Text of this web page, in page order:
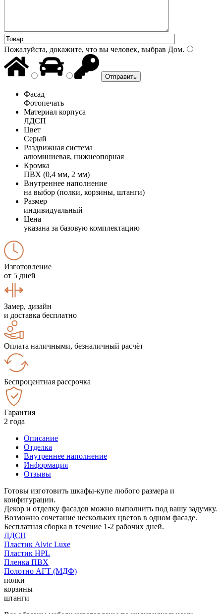
Пожалуйста, докажите, что вы человек, выбрав Дом.
Фасад
Фотопечать
Материал корпуса
ЛДСП
Цвет
Серый
Раздвижная система
алюминиевая, нижнеопорная
Кромка
ПВХ (0,4 мм, 2 мм)
Внутреннее наполнение
на выбор (полки, корзины, штанги)
Размер
индивидуальный
Цена
указана за базовую комплектацию
Изготовление
от 5 дней
Замер, дизайн
и доставка бесплатно
Оплата наличными, безналичный расчёт
Беспроцентная рассрочка
Гарантия
2 года
Описание
Отделка
Внутреннее наполнение
Информация
Отзывы
Готовы изготовить шкафы-купе любого размера и
конфигурации.
Декор и отделку фасадов можно выполнить под вашу задумку.
Возможно сочетание нескольких цветов в одном фасаде.
Бесплатная сборка в течение 1-2 рабочих дней.
ЛДСП
Пластик Alvic Luxe
Пластик HPL
Пленка ПВХ
Полотно АГТ (МДФ)
полки
корзины
штанги